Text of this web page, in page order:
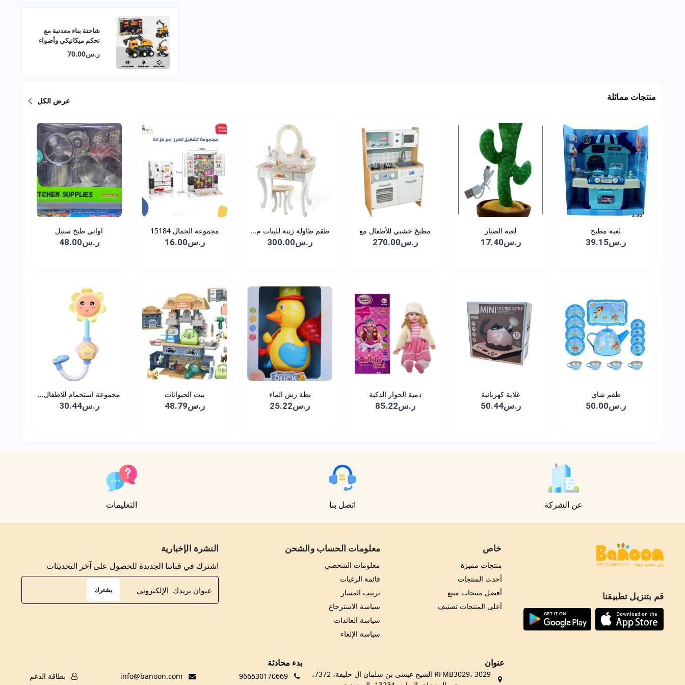
شاحنة بناء معدنية مع
تحكم ميكانيكي وأضواء
وأصوات
ر.س70.00
منتجات مماثلة عرض الكل
لعبة مطبخ
ر.س39.15
لعبة الصبار
ر.س17.40
مطبخ خشبي للأطفال مع
ال...ر.س270.00
طقم طاولة زينة للبنات م...
ر.س300.00
مجموعة الجمال 15184
ر.س16.00
اواني طبخ ستيل
ر.س48.00
طقم شاي
ر.س50.00
غلاية كهربائية
ر.س50.44
دمية الحوار الذكية
ر.س85.22
بطة رش الماء
ر.س25.22
بيت الحيوانات
ر.س48.79
مجموعة استحمام للاطفال...
ر.س30.44
عن الشركة اتصل بنا التعليمات
قم بتنزيل تطبيقنا
خاص
منتجات مميزة
أحدث المنتجات
أفضل منتجات مبيع
أعلى المنتجات تصنيف
معلومات الحساب والشحن
معلومات الشخصي
قائمة الرغبات
ترتيب المسار
سياسة الاسترجاع
سياسة العائدات
سياسة الإلغاء
النشرة الإخبارية
اشترك في قناتنا الجديدة للحصول على آخر التحديثات
يشترك
بدء محادثة
966530170669 بطاقة الدعم
عنوان
RFMB3029، 3029 الشيخ عيسى بن سلمان ال خليفة، 7372،